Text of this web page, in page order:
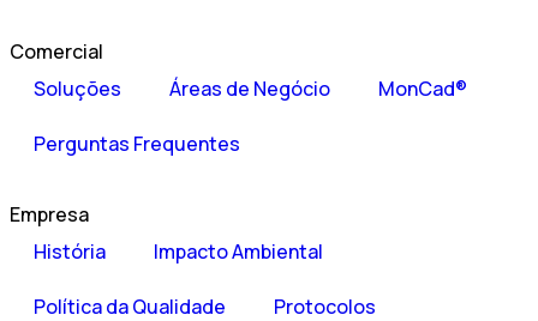
Comercial
Soluções
Áreas de Negócio MonCad®
Perguntas Frequentes
Empresa
História
Impacto Ambiental
Política da Qualidade Protocolos